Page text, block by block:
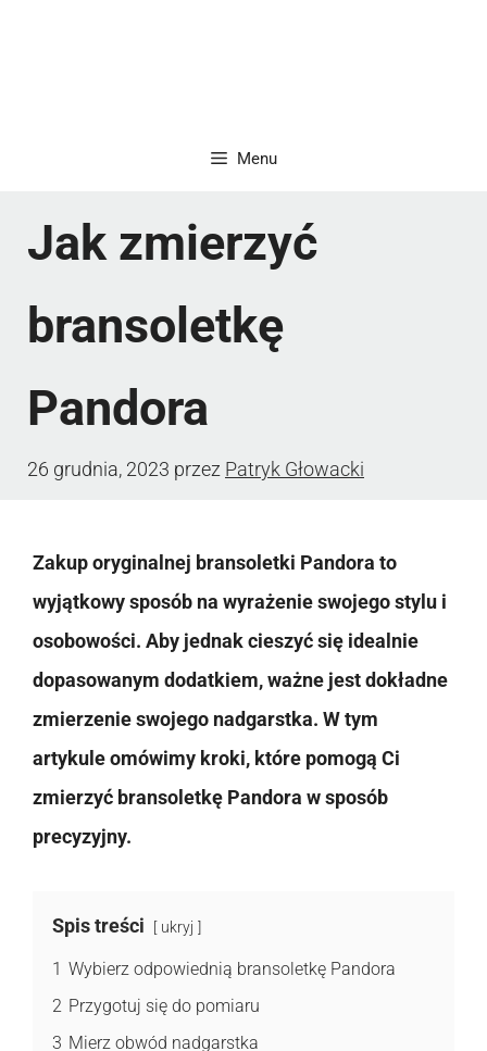
Menu
Jak zmierzyć
bransoletkę
Pandora
26 grudnia, 2023 przez Patryk Głowacki
Zakup oryginalnej bransoletki Pandora to
wyjątkowy sposób na wyrażenie swojego stylu i
osobowości. Aby jednak cieszyć się idealnie
dopasowanym dodatkiem, ważne jest dokładne
zmierzenie swojego nadgarstka. W tym
artykule omówimy kroki, które pomogą Ci
zmierzyć bransoletkę Pandora w sposób
precyzyjny.
Spis treści ukryj
1 Wybierz odpowiednią bransoletkę Pandora
2 Przygotuj się do pomiaru
3 Mierz obwód nadgarstka